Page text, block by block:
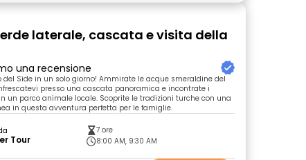
laterale, cascata e visita della
una recensione
del Side in un solo giorno! Ammirate le acque smeraldine del
presso una cascata panoramica e incontrate i
un parco animale locale. Scoprite le tradizioni turche con una
in questa avventura perfetta per le famiglie.
Tour
7 ore
8:00 AM, 9:30 AM